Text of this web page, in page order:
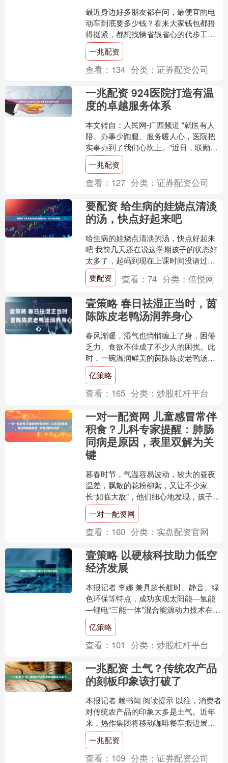
最近身边好多朋友都在问，最便宜的电
动车到底要多少钱？看来大家钱包都捂
得挺紧，都想找辆省钱省心的代步工
具。作为一个精打细算的老司机，今天
我就把自己研究对比了市面上....
一兆配资
查看： 134 分类：证券配资公司
一兆配资 924医院打造有温
度的卓越服务体系
本文转自：人民网-广西频道 “就医有人
陪、办事少跑腿、服务暖人心，医院把
实事办到了我们心坎上。”近日，联勤保
障部队第924医院（以下简称“924医院”）
患者的真....
一兆配资
查看： 127 分类：证券配资公司
要配资 给生病的娃烧点清淡
的汤，快点好起来吧
给生病的娃烧点清淡的汤，快点好起来
吧 我前几天还在说这学期孩子的状态好
太多了，起码到现在上课时间没请过
假，但是晚自习倒是请过几回。谁知这
天突然生病了，大半夜就开....
要配资 查看： 74 分类： 倍悦网
壹策略 春日祛湿正当时，茵
陈陈皮老鸭汤润养身心
春风渐暖，湿气也悄悄缠上了身，困倦
乏力、食欲不佳成了不少人的困扰。此
时，一碗温润鲜美的茵陈陈皮老鸭汤便
是绝佳的选择，它以药食同源的食材为
引，既能清肝祛湿，又能健....
亿策略
查看： 165 分类：炒股杠杆平台
一对一配资网 儿童感冒常伴
积食？儿科专家提醒：肺肠
同病是原因，表里双解为关
键
暮春时节，气温容易波动，较大的昼夜
温差，飘散的花粉柳絮，又让不少家
长“如临大敌”，他们细心地发现，孩子感
冒后常伴随食欲减退、腹胀便秘、口气
加重等“积食”现象。此....
一对一配资网
查看： 160 分类： 实盘配资官网
壹策略 以硬核科技助力低空
经济发展
本报记者 李娜 兼具超长航时、静音、绿
色环保等特点，成功实现太阳能—氢能
—锂电“三能一体”混合能源动力技术在低
空飞行器上的应用——近日，记者从航
空工业成都飞机工....
亿策略
查看： 101 分类：炒股杠杆平台
一兆配资 土气？传统农产品
的刻板印象该打破了
本报记者 赖书闻 阅读提示 以往，消费者
对传统农产品的印象大多是土气。近年
来，热作集团将移动咖啡餐车搬进展
馆，把胡椒冰淇淋送到消费者手中，让
母山咖啡、昌农胡椒跨....
一兆配资
查看： 109 分类：证券配资公司